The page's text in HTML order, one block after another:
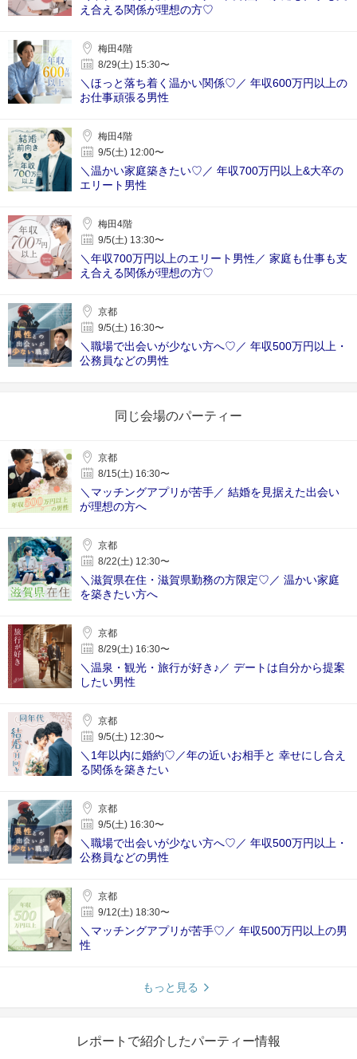
え合える関係が理想の方♡
梅田4階
8/29(土) 15:30〜
＼ほっと落ち着く温かい関係♡／ 年収600万円以上の
お仕事頑張る男性
梅田4階
9/5(土) 12:00〜
＼温かい家庭築きたい♡／ 年収700万円以上&大卒の
エリート男性
梅田4階
9/5(土) 13:30〜
＼年収700万円以上のエリート男性／ 家庭も仕事も支
え合える関係が理想の方♡
京都
9/5(土) 16:30〜
＼職場で出会いが少ない方へ♡／ 年収500万円以上・
公務員などの男性
同じ会場のパーティー
京都
8/15(土) 16:30〜
＼マッチングアプリが苦手／ 結婚を見据えた出会い
が理想の方へ
京都
8/22(土) 12:30〜
＼滋賀県在住・滋賀県勤務の方限定♡／ 温かい家庭
を築きたい方へ
京都
8/29(土) 16:30〜
＼温泉・観光・旅行が好き♪／ デートは自分から提案
したい男性
京都
9/5(土) 12:30〜
＼1年以内に婚約♡／年の近いお相手と 幸せにし合え
る関係を築きたい
京都
9/5(土) 16:30〜
＼職場で出会いが少ない方へ♡／ 年収500万円以上・
公務員などの男性
京都
9/12(土) 18:30〜
＼マッチングアプリが苦手♡／ 年収500万円以上の男
性
もっと見る
レポートで紹介したパーティー情報